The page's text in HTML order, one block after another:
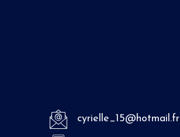
cyrielle_15@hotmail.fr